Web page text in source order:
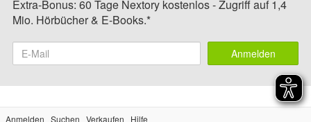
Extra-Bonus: 60 Tage Nextory kostenlos - Zugriff auf 1,4
Mio. Hörbücher & E-Books.*
Anmelden
Anmelden Suchen Verkaufen Hilfe